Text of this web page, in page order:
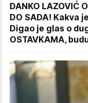
DANKO LAZOVIĆ
DO SADA! Kakva
Digao je glas o
OSTAVKAMA,